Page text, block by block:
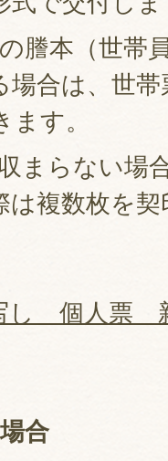
謄本（世帯
場合は、世
す。
まらない場
は複数枚を
し＿個人票
合